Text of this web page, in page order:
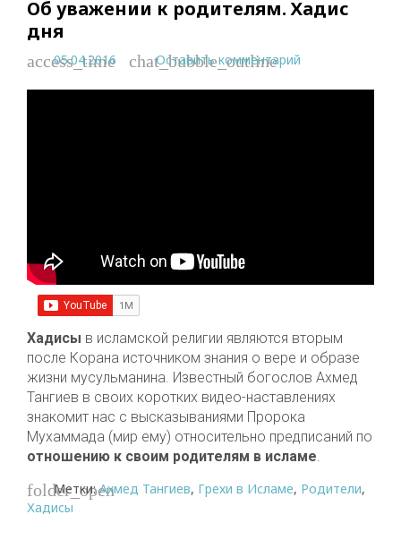
Об уважении к родителям. Хадис
дня
access_time
05.04.2016 chat_bubble_outline
Оставить комментарий
Хадисы в исламской религии являются вторым
после Корана источником знания о вере и образе
жизни мусульманина. Известный богослов Ахмед
Тангиев в своих коротких видео-наставлениях
знакомит нас с высказываниями Пророка
Мухаммада (мир ему) относительно предписаний по
отношению к своим родителям в исламе
folder_open
Метки:Ахмед Тангиев, Грехи в Исламе, Родители,
Хадисы